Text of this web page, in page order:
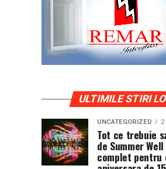
ULTIMILE STIRI
UNCATEGORIZED
Tot ce trebuie
de Summer
complet pentru